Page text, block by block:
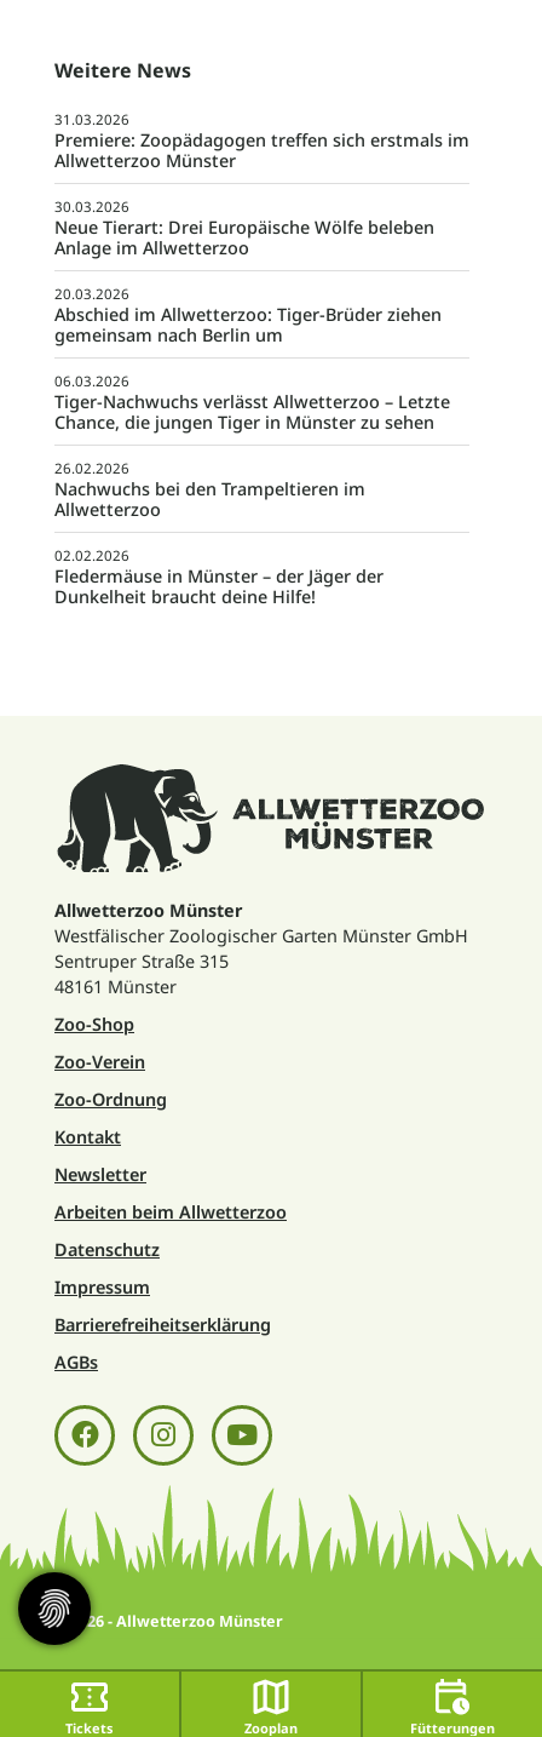
Weitere News
31.03.2026
Premiere: Zoopädagogen treffen sich erstmals im
Allwetterzoo Münster
30.03.2026
Neue Tierart: Drei Europäische Wölfe beleben
Anlage im Allwetterzoo
20.03.2026
Abschied im Allwetterzoo: Tiger-Brüder ziehen
gemeinsam nach Berlin um
06.03.2026
Tiger-Nachwuchs verlässt Allwetterzoo – Letzte
Chance, die jungen Tiger in Münster zu sehen
26.02.2026
Nachwuchs bei den Trampeltieren im
Allwetterzoo
02.02.2026
Fledermäuse in Münster – der Jäger der
Dunkelheit braucht deine Hilfe!
Allwetterzoo Münster
Westfälischer Zoologischer Garten Münster GmbH
Sentruper Straße 315
48161 Münster
Zoo-Shop
Zoo-Verein
Zoo-Ordnung
Kontakt
Newsletter
Arbeiten beim Allwetterzoo
Datenschutz
Impressum
Barrierefreiheitserklärung
AGBs
© 2026 - Allwetterzoo Münster
Tickets Zooplan Fütterungen